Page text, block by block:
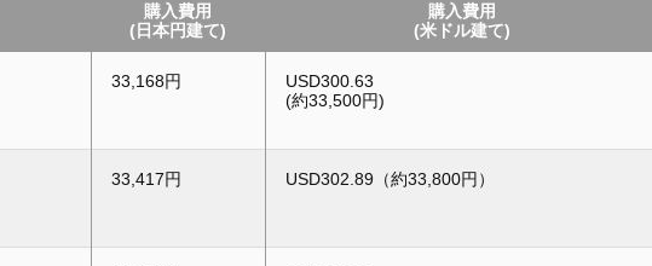
購入費用
(日本円建て)
購入費用
(米ドル建て)
33,168円
USD300.63
(約33,500円)
33,417円 USD302.89（約33,800円）